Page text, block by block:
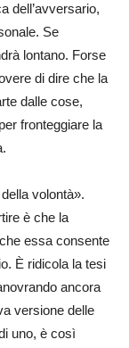
dell’avversario,
Se
lontano. Forse
di dire che la
dalle cose,
fronteggiare la
volontà».
è che la
essa consente
È ridicola la tesi
ancora
versione delle
uno, è così